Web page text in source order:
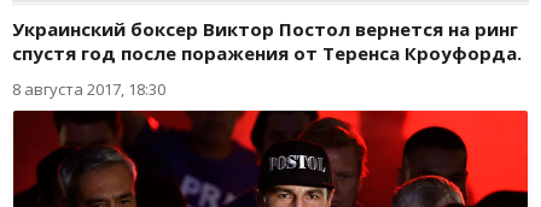
Украинский боксер Виктор Постол вернется на ринг
спустя год после поражения от Теренса Кроуфорда.
8 августа 2017, 18:30